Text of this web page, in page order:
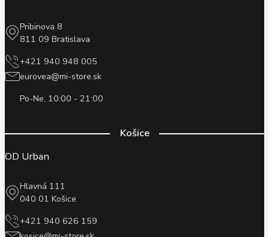
Pribinova 8
811 09 Bratislava
+421 940 948 005
eurovea@mi-store.sk
Po-Ne, 10:00 - 21:00
Košice
OD Urban
Hlavná 111
040 01 Košice
+421 940 626 159